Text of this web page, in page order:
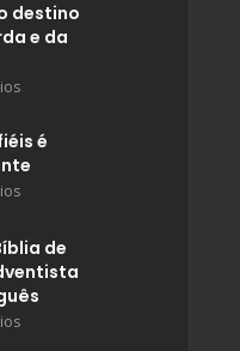
destino
e da
é
de